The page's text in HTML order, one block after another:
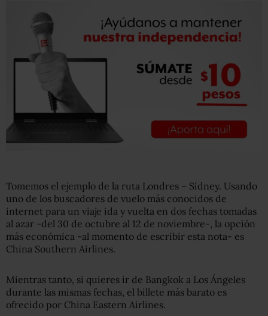
Tomemos el ejemplo de la ruta Londres – Sídney. Usando
uno de los buscadores de vuelo más conocidos de
internet para un viaje ida y vuelta en dos fechas tomadas
al azar -del 30 de octubre al 12 de noviembre-, la opción
más económica -al momento de escribir esta nota- es
China Southern Airlines.
Mientras tanto, si quieres ir de Bangkok a Los Ángeles
durante las mismas fechas, el billete más barato es
ofrecido por China Eastern Airlines.